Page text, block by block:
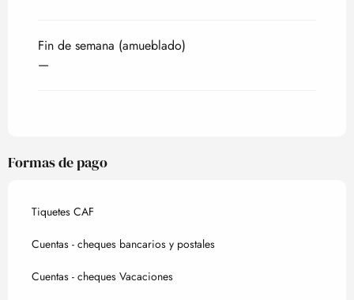
Fin de semana (amueblado)
—
Formas de pago
Tiquetes CAF
Cuentas - cheques bancarios y postales
Cuentas - cheques Vacaciones